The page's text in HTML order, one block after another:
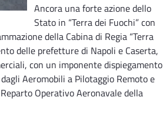
Ancora una forte azione dello
Stato in “Terra dei Fuochi” con
della Cabina di Regia “Terra
delle prefetture di Napoli e Caserta,
con un imponente dispiegamento
Aeromobili a Pilotaggio Remoto e
Operativo Aeronavale della